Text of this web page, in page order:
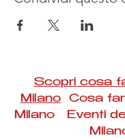
Scopri cosa
MilanoCosa
Milano Eventi